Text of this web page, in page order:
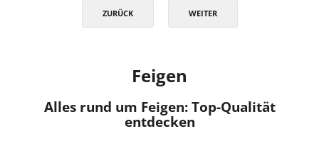
ZURÜCK WEITER
Feigen
Alles rund um Feigen: Top-Qualität
entdecken